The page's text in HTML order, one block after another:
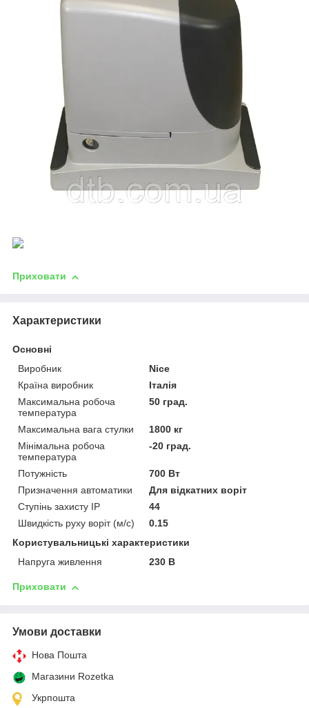
Приховати
Характеристики
Основні
Виробник
Nice
Країна виробник
Італія
Максимальна робоча
температура
50 град.
Максимальна вага стулки
1800 кг
Мінімальна робоча
температура
-20 град.
Потужність
700 Вт
Призначення автоматики
Для відкатних воріт
Ступінь захисту IP
44
Швидкість руху воріт (м/с)
0.15
Користувальницькі характеристики
Напруга живлення
230 В
Приховати
Умови доставки
Нова Пошта
Магазини Rozetka
Укрпошта